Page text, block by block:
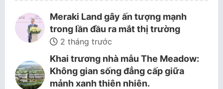
Meraki Land gây ấn tượng mạnh
trong lần đầu ra mắt thị trường
2 tháng trước
Khai trương nhà mẫu The Meadow:
Không gian sống đẳng cấp giữa
mảnh xanh thiên nhiên.